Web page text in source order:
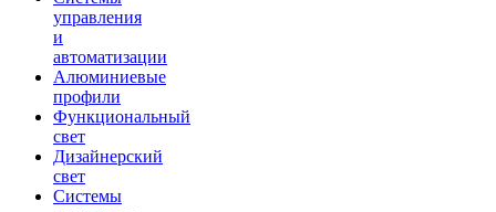
управления
и
автоматизации
Алюминиевые
профили
Функциональный
свет
Дизайнерский
свет
Системы